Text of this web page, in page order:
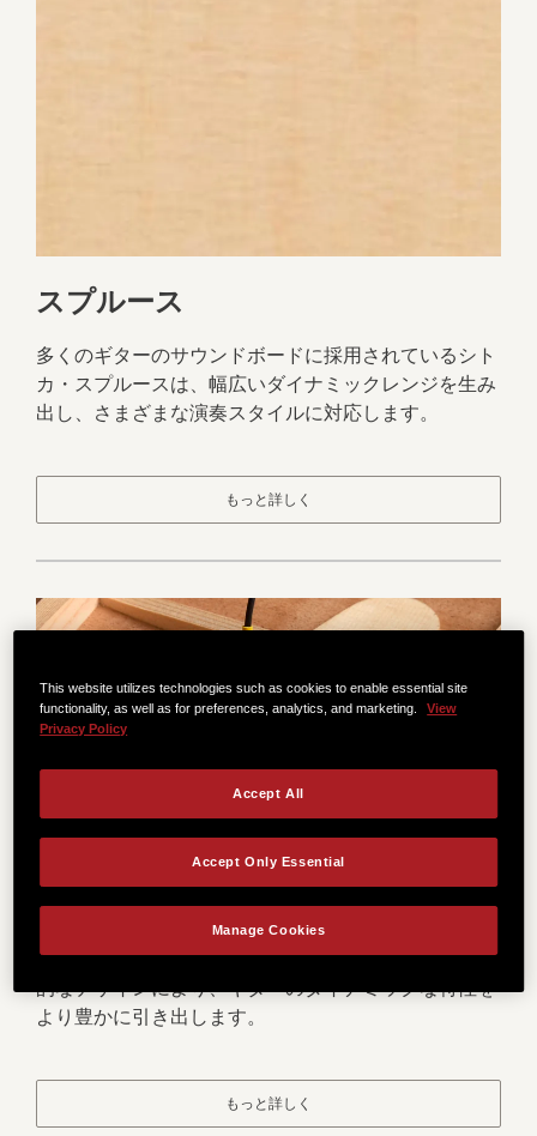
スプルース
多くのギターのサウンドボードに採用されているシト
カ・スプルースは、幅広いダイナミックレンジを生み
出し、さまざまな演奏スタイルに対応します。
もっと詳しく
Expression System® 2
Expression System® 2は、サドル後部に設置する画期
的なデザインにより、ギターのダイナミックな特性を
より豊かに引き出します。
もっと詳しく
This website utilizes technologies such as cookies to enable essential site
functionality, as well as for preferences, analytics, and marketing.
View
Privacy Policy
Manage Cookies
Accept Only Essential
Accept All